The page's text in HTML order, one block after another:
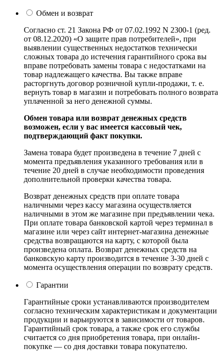
Обмен и возврат
Согласно ст. 21 Закона РФ от 07.02.1992 N 2300-1 (ред.
от 08.12.2020) «О защите прав потребителей», при
выявлении существенных недостатков технически
сложных товара до истечения гарантийного срока вы
вправе потребовать замены товара с недостатками на
товар надлежащего качества. Вы также вправе
расторгнуть договор розничной купли-продажи, т. е.
вернуть товар в магазин и потребовать полного возврата
уплаченной за него денежной суммы.
Обмен товара или возврат денежных средств
возможен, если у вас имеется кассовый чек,
подтверждающий факт покупки.
Замена товара будет произведена в течение 7 дней с
момента предъявления указанного требования или в
течение 20 дней в случае необходимости проведения
дополнительной проверки качества товара.
Возврат денежных средств при оплате товара
наличными через кассу магазина осуществляется
наличными в этом же магазине при предъявлении чека.
При оплате товара банковской картой через терминал в
магазине или через сайт интернет-магазина денежные
средства возвращаются на карту, с которой была
произведена оплата. Возврат денежных средств на
банковскую карту производится в течение 3-30 дней с
момента осуществления операции по возврату средств.
Гарантии
Гарантийные сроки устанавливаются производителем
согласно техническим характеристикам и документации
продукции и варьируются в зависимости от товаров.
Гарантийный срок товара, а также срок его службы
считается со дня приобретения товара, при онлайн-
покупке — со дня доставки товара покупателю.